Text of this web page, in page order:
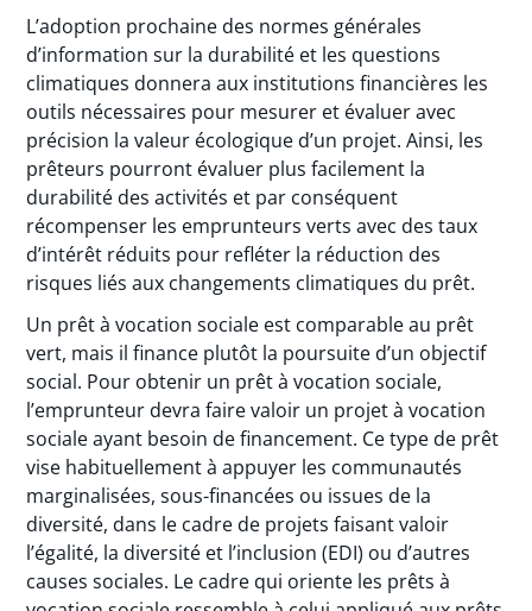
L’adoption prochaine des normes générales
d’information sur la durabilité et les questions
climatiques donnera aux institutions financières les
outils nécessaires pour mesurer et évaluer avec
précision la valeur écologique d’un projet. Ainsi, les
prêteurs pourront évaluer plus facilement la
durabilité des activités et par conséquent
récompenser les emprunteurs verts avec des taux
d’intérêt réduits pour refléter la réduction des
risques liés aux changements climatiques du prêt.
Un prêt à vocation sociale est comparable au prêt
vert, mais il finance plutôt la poursuite d’un objectif
social. Pour obtenir un prêt à vocation sociale,
l’emprunteur devra faire valoir un projet à vocation
sociale ayant besoin de financement. Ce type de prêt
vise habituellement à appuyer les communautés
marginalisées, sous-financées ou issues de la
diversité, dans le cadre de projets faisant valoir
l’égalité, la diversité et l’inclusion (EDI) ou d’autres
causes sociales. Le cadre qui oriente les prêts à